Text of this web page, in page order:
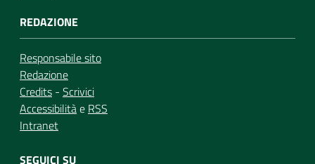
REDAZIONE
Responsabile sito
Redazione
Credits - Scrivici
Accessibilitàe RSS
Intranet
SEGUICI SU